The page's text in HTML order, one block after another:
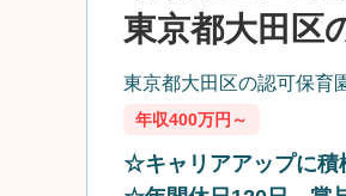
☆キャリアアップに積
東京都大田区
東京都大田区の認可保育
年収400万円～